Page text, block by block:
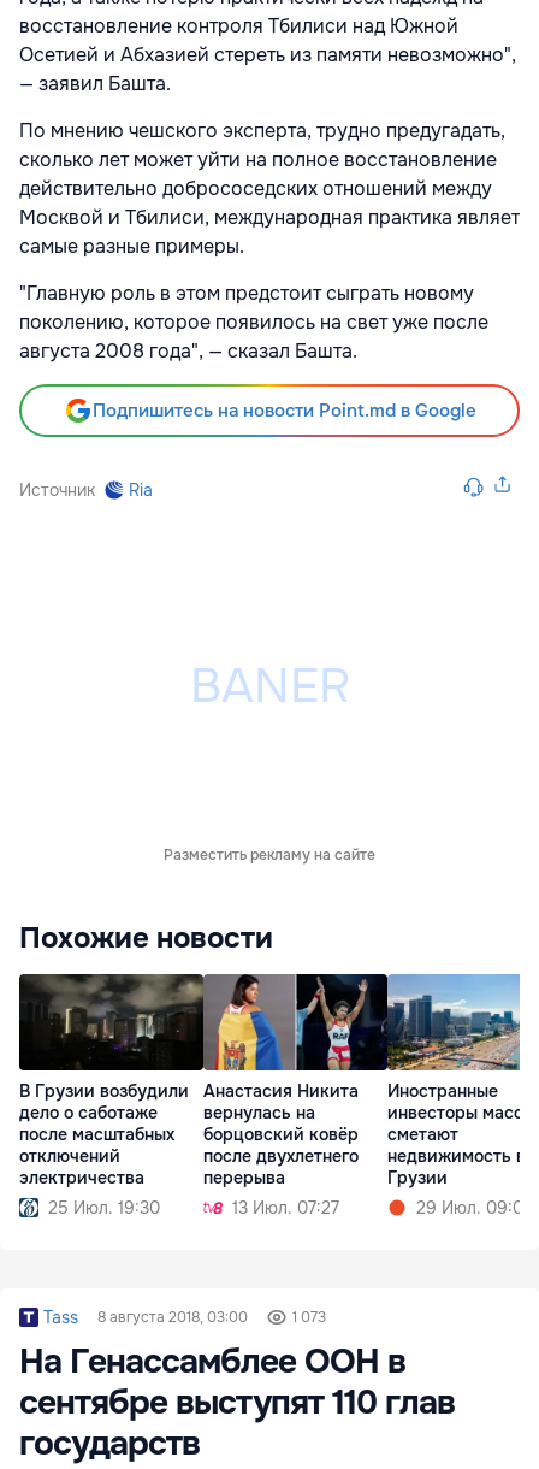
восстановление контроля Тбилиси над Южной
Осетией и Абхазией стереть из памяти невозможно",
— заявил Башта.
По мнению чешского эксперта, трудно предугадать,
сколько лет может уйти на полное восстановление
действительно добрососедских отношений между
Москвой и Тбилиси, международная практика являет
самые разные примеры.
"Главную роль в этом предстоит сыграть новому
поколению, которое появилось на свет уже после
августа 2008 года", — сказал Башта.
Подпишитесь на новости Point.md в Google
Источник Ria
Разместить рекламу на сайте
Похожие новости
В Грузии возбудили
дело о саботаже
после масштабных
отключений
электричества
25 Июл. 19:30
Анастасия Никита
вернулась на
борцовский ковёр
после двухлетнего
перерыва
13 Июл. 07:27
Иностранные
инвесторы
сметают
недвижимость в
Грузии
29 Июл. 09:05
Tass 8 августа 2018, 03:00 1 073
На Генассамблее ООН в
сентябре выступят 110 глав
государств